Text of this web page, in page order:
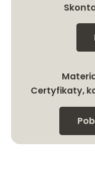
Certyfikaty,